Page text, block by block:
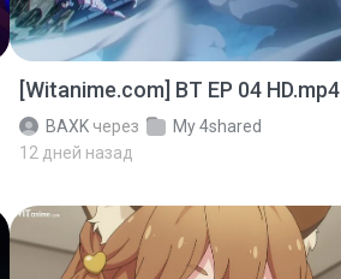
[Witanime.com] BT EP 04 HD.mp4
BAXK через
My 4shared
12 дней назад